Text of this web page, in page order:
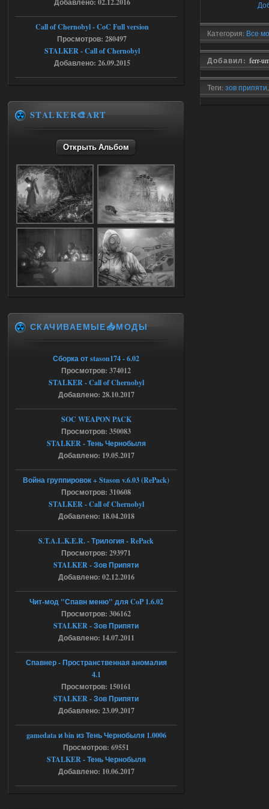
Категория: Все
Добавил: ferr-
Теги: зов припяти
Доступно только для пользователей
Ответить ➤
05.08.2026
Путь во мгле + GUNSLINGER mod
где пароль?
Ответить ➤
Dead Air: Refined
09:03
Stalker-Mods-Clan-su
Доступно только для пользователей
Ответить ➤
05.08.2026
Объединенный Пак 2 + OGSR +
STCoP WP 3.4
Доступно только для пользователей
Ответить ➤
Объединенный Пак 2 + OGSR +
STCoP WP 3.4
Stalker-Mods-Clan-su
Доступно только для пользователей
Ответить ➤
04.08.2026
Объединенный Пак 2 + OGSR +
STCoP WP 3.4
Доступно только для пользователей
Ответить ➤
04.08.2026
Объединенный Пак 2 + OGSR +
STCoP WP 3.4
Доступно только для пользователей
Ответить ➤
Объединенный Пак 2 + OGSR +
STCoP WP 3.4
15:33
andreyforest1993
вот ещё этот же трелер с
вашего сайта, https://stalker-
Добавлено: 02.12.2016
Call of Chernobyl - CoC Full version
Просмотров: 280497
STALKER - Call of Chernobyl
Добавлено: 26.09.2015
STALKER🎨ART
Открыть Альбом
СКАЧИВАЕМЫЕ📥МОДЫ
Сборка от stason174 - 6.02
Просмотров: 374012
STALKER - Call of Chernobyl
Добавлено: 28.10.2017
SOC WEAPON PACK
Просмотров: 350083
STALKER - Тень Чернобыля
Добавлено: 19.05.2017
Война группировок + Stason v.6.03 (RePack)
Просмотров: 310608
STALKER - Call of Chernobyl
Добавлено: 18.04.2018
S.T.A.L.K.E.R. - Трилогия - RePack
Просмотров: 293971
STALKER - Зов Припяти
Добавлено: 02.12.2016
Чит-мод "Спавн меню" для CoP 1.6.02
Просмотров: 306162
STALKER - Зов Припяти
Добавлено: 14.07.2011
Спавнер - Пространственная аномалия
4.1
Просмотров: 150161
STALKER - Зов Припяти
Добавлено: 23.09.2017
gamedata и bin из Тень Чернобыля 1.0006
Просмотров: 69551
STALKER - Тень Чернобыля
Добавлено: 10.06.2017